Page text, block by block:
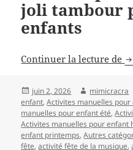
joli tambour
enfants
Continuer la lecture de
Publié
le
juin 2, 2026 Auteur
mimicracra
enfant,Activites manuelles
manuelles pour enfant été,
Activites manuelles pour enfant
enfant printemps,Autres
fête,activité fête de la musique,